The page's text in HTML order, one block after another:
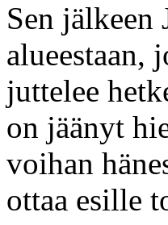
Sen jälkeen
alueestaan,
juttelee
on jäänyt
voihan
ottaa esille